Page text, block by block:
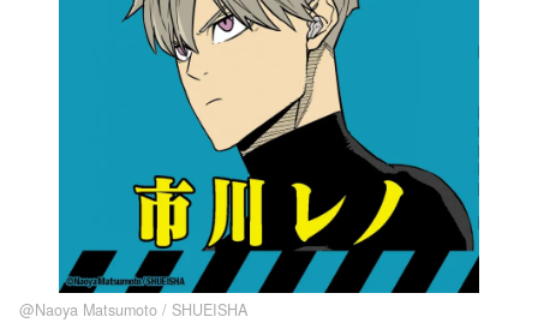
@Naoya Matsumoto / SHUEISHA